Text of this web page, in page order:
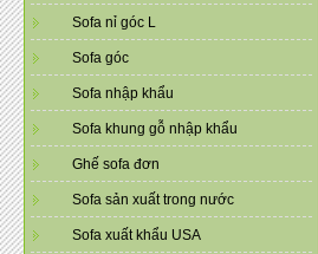
Sofa nỉ góc L
Sofa góc
Sofa nhập khẩu
Sofa khung gỗ nhập khẩu
Ghế sofa đơn
Sofa sản xuất trong nước
Sofa xuất khẩu USA